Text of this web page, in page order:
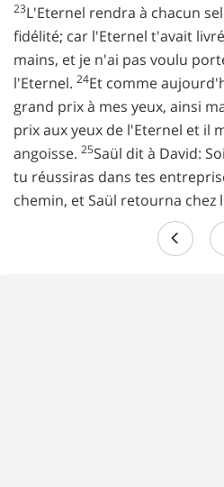
23L'Eternel rendra à chacun
fidélité; car l'Eternel t'avait
mains, et je n'ai pas voulu
l'Eternel. 24Et comme
grand prix à mes yeux, ainsi
prix aux yeux de l'Eternel et il
angoisse. 25Saül dit à David:
tu réussiras dans tes
chemin, et Saül retourna chez